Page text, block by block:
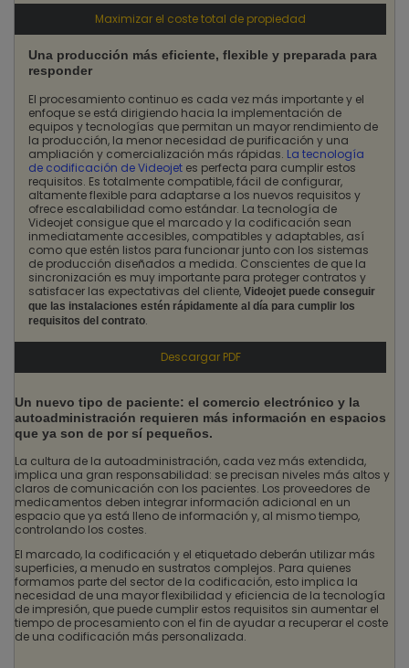
Maximizar el coste total de propiedad
Una producción más eficiente, flexible y preparada para
responder
El procesamiento continuo es cada vez más importante y el
enfoque se está dirigiendo hacia la implementación de
equipos y tecnologías que permitan un mayor rendimiento de
la producción, la menor necesidad de purificación y una
ampliación y comercialización más rápidas. La tecnología
de codificación de Videojet es perfecta para cumplir estos
requisitos. Es totalmente compatible, fácil de configurar,
altamente flexible para adaptarse a los nuevos requisitos y
ofrece escalabilidad como estándar. La tecnología de
Videojet consigue que el marcado y la codificación sean
inmediatamente accesibles, compatibles y adaptables, así
como que estén listos para funcionar junto con los sistemas
de producción diseñados a medida. Conscientes de que la
sincronización es muy importante para proteger contratos y
satisfacer las expectativas del cliente, Videojet puede conseguir
que las instalaciones estén rápidamente al día para cumplir los
requisitos del contrato.
Descargar PDF
Un nuevo tipo de paciente: el comercio electrónico y la
autoadministración requieren más información en espacios
que ya son de por sí pequeños.
La cultura de la autoadministración, cada vez más extendida,
implica una gran responsabilidad: se precisan niveles más altos y
claros de comunicación con los pacientes. Los proveedores de
medicamentos deben integrar información adicional en un
espacio que ya está lleno de información y, al mismo tiempo,
controlando los costes.
El marcado, la codificación y el etiquetado deberán utilizar más
superficies, a menudo en sustratos complejos. Para quienes
formamos parte del sector de la codificación, esto implica la
necesidad de una mayor flexibilidad y eficiencia de la tecnología
de impresión, que puede cumplir estos requisitos sin aumentar el
tiempo de procesamiento con el fin de ayudar a recuperar el coste
de una codificación más personalizada.